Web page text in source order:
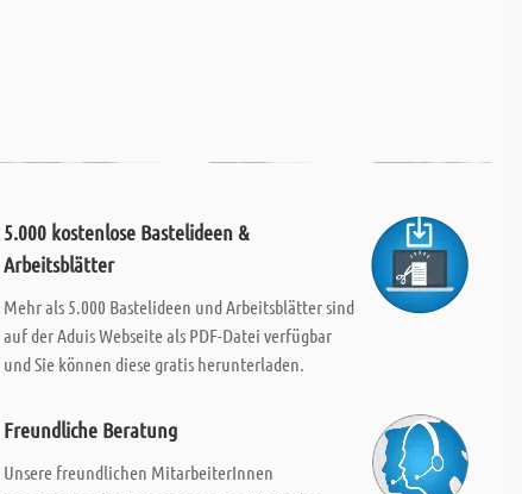
5.000 kostenlose Bastelideen &
Arbeitsblätter
Mehr als 5.000 Bastelideen und Arbeitsblätter sind
auf der Aduis Webseite als PDF-Datei verfügbar
und Sie können diese gratis herunterladen.
Freundliche Beratung
Unsere freundlichen MitarbeiterInnen